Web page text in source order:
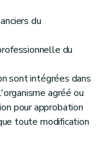
du
du
sont intégrées dans
agréé ou
pour approbation
toute modification